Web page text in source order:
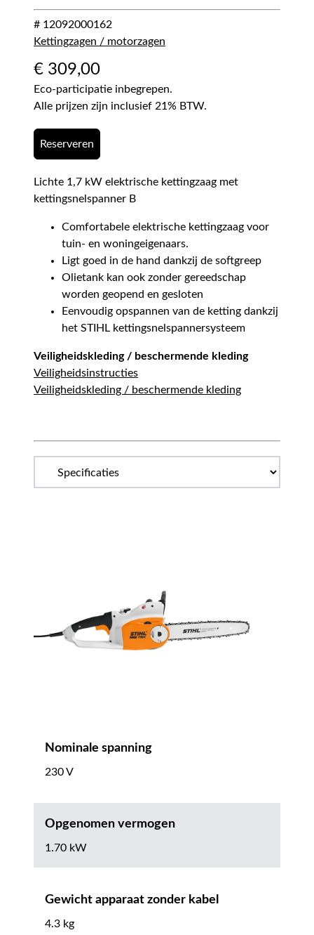
# 12092000162
Kettingzagen / motorzagen
€ 309,00
Eco-participatie inbegrepen.
Alle prijzen zijn inclusief 21% BTW.
Reserveren
Lichte 1,7 kW elektrische kettingzaag met
kettingsnelspanner B
Comfortabele elektrische kettingzaag voor
tuin- en woningeigenaars.
Ligt goed in de hand dankzij de softgreep
Olietank kan ook zonder gereedschap
worden geopend en gesloten
Eenvoudig opspannen van de ketting dankzij
het STIHL kettingsnelspannersysteem
Veiligheidskleding / beschermende kleding
Veiligheidsinstructies
Veiligheidskleding / beschermende kleding
Nominale spanning
230 V
Opgenomen vermogen
1.70 kW
Gewicht apparaat zonder kabel
4.3 kg